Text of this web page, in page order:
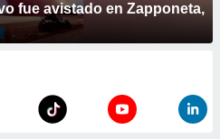
fue avistado en Zapponeta,